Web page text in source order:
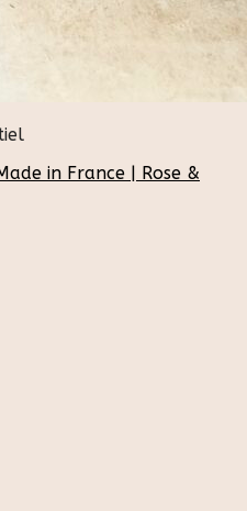
in France | Rose &